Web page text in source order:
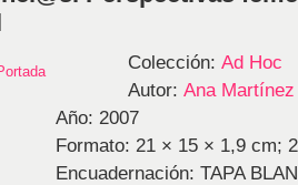
Colección: Ad Hoc
Autor: Ana
Año: 2007
Formato: 21 × 15 × 1,9 cm;
Encuadernación: TAPA